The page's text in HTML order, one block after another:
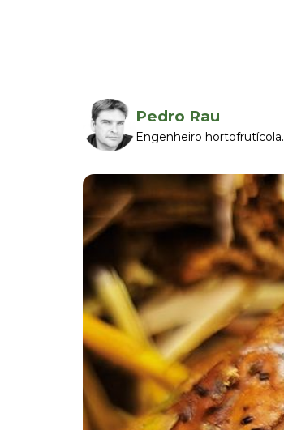
Pedro Rau
Engenheiro hortofrutícola.